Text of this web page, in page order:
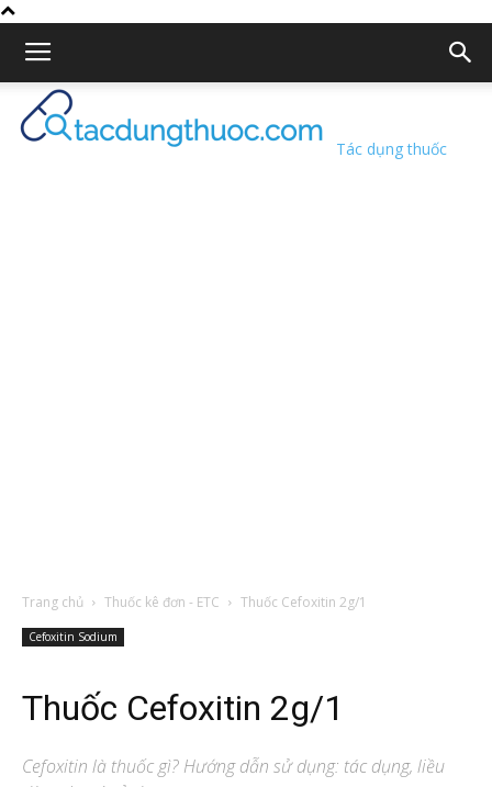
Tác dụng thuốc
Trang chủ Thuốc kê đơn - ETC Thuốc Cefoxitin 2g/1
Cefoxitin Sodium
Thuốc Cefoxitin 2g/1
Cefoxitin là thuốc gì? Hướng dẫn sử dụng: tác dụng, liều